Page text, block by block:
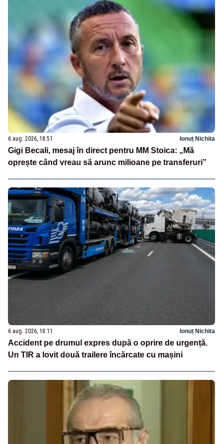
6 aug. 2026, 18:51 Ionuț Nichita
Gigi Becali, mesaj în direct pentru MM Stoica: „Mă
oprește când vreau să arunc milioane pe transferuri”
6 aug. 2026, 18:11 Ionuț Nichita
Accident pe drumul expres după o oprire de urgență.
Un TIR a lovit două trailere încărcate cu mașini